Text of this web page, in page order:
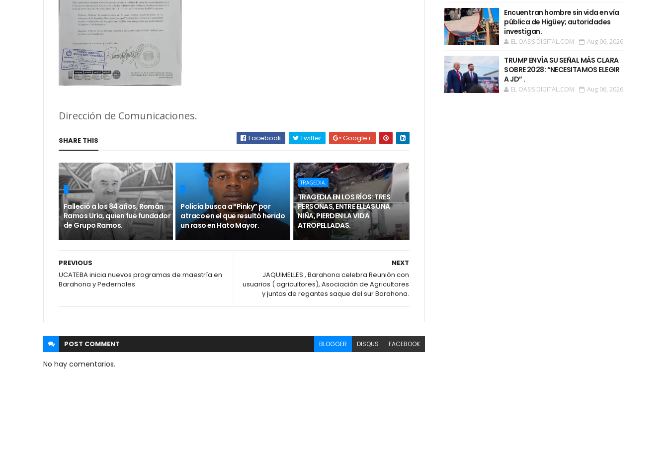
Dirección de Comunicaciones.
SHARE THIS Facebook Twitter Google+
Falleció a los 84 años, Román
Ramos Uría, quien fue fundador
de Grupo Ramos.
Policía busca a “Pinky” por
atraco en el que resultó herido
un raso en Hato Mayor.
TRAGEDIA.
TRAGEDIA EN LOS RÍOS: TRES
PERSONAS, ENTRE ELLAS UNA
NIÑA, PIERDEN LA VIDA
ATROPELLADAS.
NEXT
JAQUIMELLES , Barahona celebra Reunión con
usuarios ( agricultores), Asociación de Agricultores
y juntas de regantes saque del sur Barahona.
PREVIOUS
UCATEBA inicia nuevos programas de maestría en
Barahona y Pedernales
POST COMMENT BLOGGER DISQUS FACEBOOK
No hay comentarios.
Encuentran hombre sin vida en vía
pública de Higüey; autoridades
investigan.
EL OASIS DIGITAL.COM Aug 06, 2026
TRUMP ENVÍA SU SEÑAL MÁS CLARA
SOBRE 2028: “NECESITAMOS ELEGIR
A JD” .
EL OASIS DIGITAL.COM Aug 06, 2026